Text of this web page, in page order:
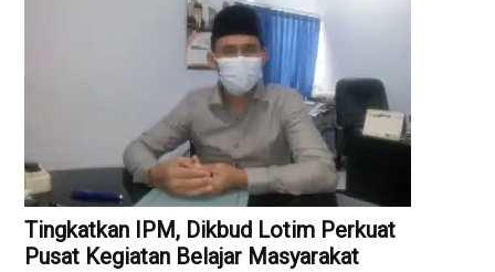
Tingkatkan IPM, Dikbud Lotim Perkuat
Pusat Kegiatan Belajar Masyarakat